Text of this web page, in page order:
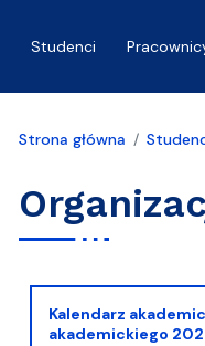
Studenci
Strona główna
Kalendarz
akademickiego